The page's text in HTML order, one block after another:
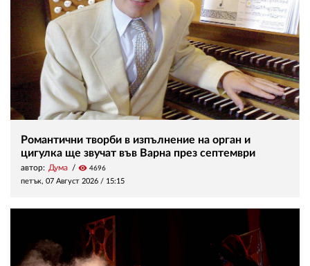
Романтични творби в изпълнение на орган и
цигулка ще звучат във Варна през септември
автор: Дума visibility 4696
петък, 07 Август 2026 / 15:15